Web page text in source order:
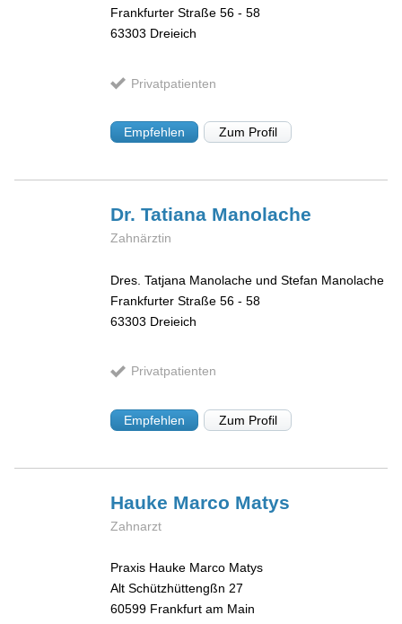
Frankfurter Straße 56 - 58
63303 Dreieich
Privatpatienten
Empfehlen Zum Profil
Dr. Tatiana Manolache
Zahnärztin
Dres. Tatjana Manolache und Stefan Manolache
Frankfurter Straße 56 - 58
63303 Dreieich
Privatpatienten
Empfehlen Zum Profil
Hauke Marco Matys
Zahnarzt
Praxis Hauke Marco Matys
Alt Schützhüttengßn 27
60599 Frankfurt am Main